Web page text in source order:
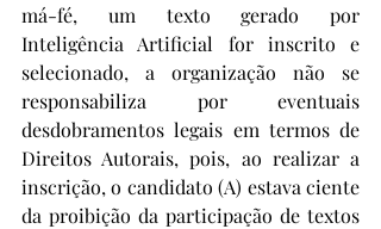
má-fé, um texto gerado por
Inteligência Artificial for inscrito e
selecionado, a organização não se
responsabiliza por eventuais
desdobramentos legais em termos de
Direitos Autorais, pois, ao realizar a
inscrição, o candidato (A) estava ciente
da proibição da participação de textos